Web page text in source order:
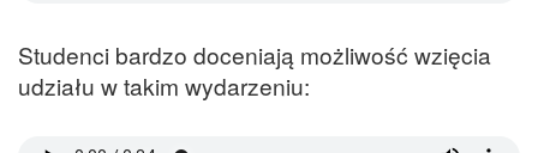
Studenci bardzo doceniają możliwość wzięcia
udziału w takim wydarzeniu: